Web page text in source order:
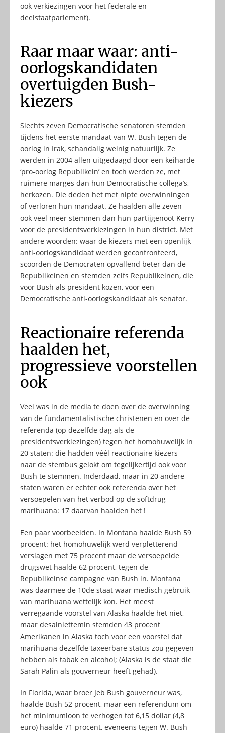
ook verkiezingen voor het federale en
deelstaatparlement).
Raar maar waar: anti-
oorlogskandidaten
overtuigden Bush-
kiezers
Slechts zeven Democratische senatoren stemden
tijdens het eerste mandaat van W. Bush tegen de
oorlog in Irak, schandalig weinig natuurlijk. Ze
werden in 2004 allen uitgedaagd door een keiharde
‘pro-oorlog Republikein’ en toch werden ze, met
ruimere marges dan hun Democratische collega’s,
herkozen. Die deden het met nipte overwinningen
of verloren hun mandaat. Ze haalden alle zeven
ook veel meer stemmen dan hun partijgenoot Kerry
voor de presidentsverkiezingen in hun district. Met
andere woorden: waar de kiezers met een openlijk
anti-oorlogskandidaat werden geconfronteerd,
scoorden de Democraten opvallend beter dan de
Republikeinen en stemden zelfs Republikeinen, die
voor Bush als president kozen, voor een
Democratische anti-oorlogskandidaat als senator.
Reactionaire referenda
haalden het,
progressieve voorstellen
ook
Veel was in de media te doen over de overwinning
van de fundamentalistische christenen en over de
referenda (op dezelfde dag als de
presidentsverkiezingen) tegen het homohuwelijk in
20 staten: die hadden véél reactionaire kiezers
naar de stembus gelokt om tegelijkertijd ook voor
Bush te stemmen. Inderdaad, maar in 20 andere
staten waren er echter ook referenda over het
versoepelen van het verbod op de softdrug
marihuana: 17 daarvan haalden het !
Een paar voorbeelden. In Montana haalde Bush 59
procent: het homohuwelijk werd verpletterend
verslagen met 75 procent maar de versoepelde
drugswet haalde 62 procent, tegen de
Republikeinse campagne van Bush in. Montana
was daarmee de 10de staat waar medisch gebruik
van marihuana wettelijk kon. Het meest
verregaande voorstel van Alaska haalde het niet,
maar desalniettemin stemden 43 procent
Amerikanen in Alaska toch voor een voorstel dat
marihuana dezelfde taxeerbare status zou gegeven
hebben als tabak en alcohol; (Alaska is de staat die
Sarah Palin als gouverneur heeft gehad).
In Florida, waar broer Jeb Bush gouverneur was,
haalde Bush 52 procent, maar een referendum om
het minimumloon te verhogen tot 6,15 dollar (4,8
euro) haalde 71 procent, eveneens tegen W. Bush